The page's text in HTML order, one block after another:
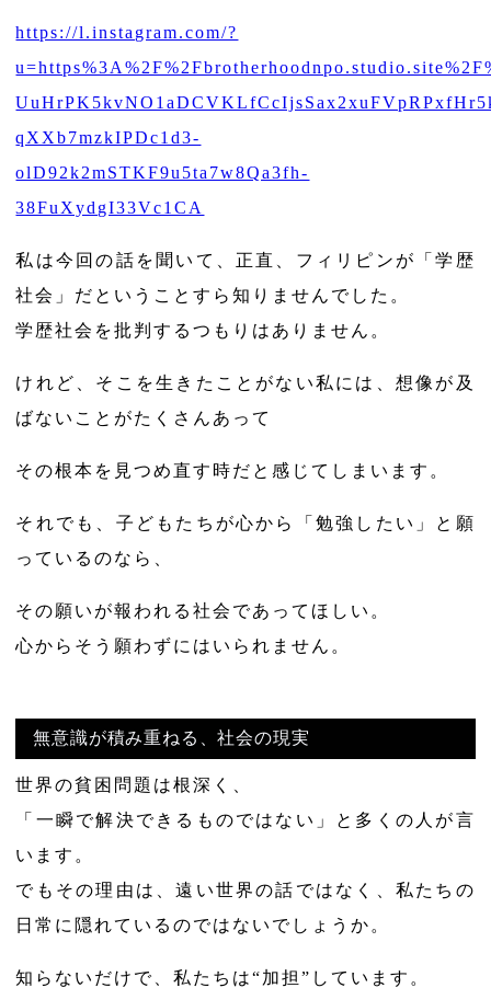
https://l.instagram.com/?
qXXb7mzkIPDc1d3-
olD92k2mSTKF9u5ta7w8Qa3fh-
38FuXydgI33Vc1CA
私は今回の話を聞いて、正直、フィリピンが「学歴
社会」だということすら知りませんでした。
学歴社会を批判するつもりはありません。
けれど、そこを生きたことがない私には、想像が及
ばないことがたくさんあって
その根本を見つめ直す時だと感じてしまいます。
それでも、子どもたちが心から「勉強したい」と願
っているのなら、
その願いが報われる社会であってほしい。
心からそう願わずにはいられません。
無意識が積み重ねる、社会の現実
世界の貧困問題は根深く、
「一瞬で解決できるものではない」と多くの人が言
います。
でもその理由は、遠い世界の話ではなく、私たちの
日常に隠れているのではないでしょうか。
知らないだけで、私たちは“加担”しています。